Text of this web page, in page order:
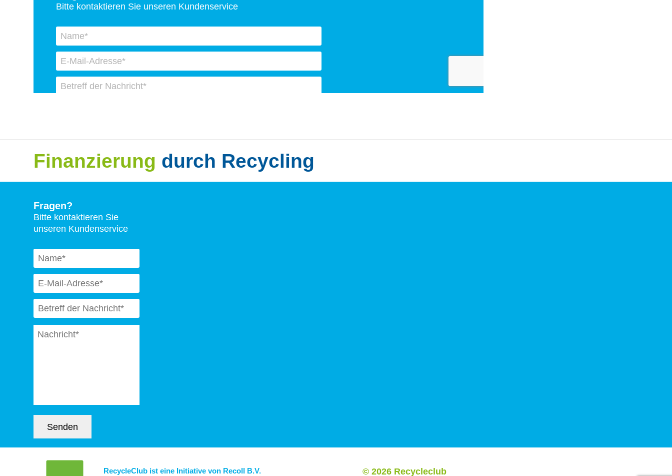
Finanzierung durch Recycling
Fragen?
Bitte kontaktieren Sie
unseren Kundenservice
Naam *
Email *
Subject *
Message *
Senden
RecycleClub ist eine Initiative von Recoll B.V. © 2026 Recycleclub